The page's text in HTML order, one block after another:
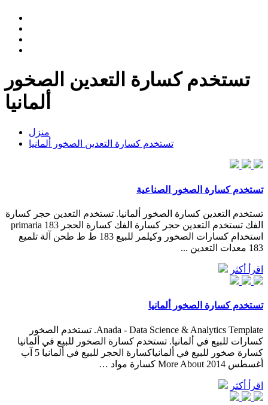
تستخدم كسارة التعدين الصخور
ألمانيا
منزل
تستخدم كسارة التعدين الصخور ألمانيا
تستخدم كسارة الصخور الصناعية
تستخدم التعدين كسارة الصخور ألمانيا. تستخدم التعدين حجر كسارة
الفك تستخدم التعدين حجر كسارة الفك كسارة الحجر primaria 183
استخدام كسارات الصخور وكيلمر للبيع 183 ط ط طحن آلة تلميع
183 معدات التعدين ...
اقرأ أكثر
تستخدم كسارة الصخور ألمانيا
Anada - Data Science & Analytics Template. تستخدم الصخور
كسارات للبيع في ألمانيا. تستخدم كسارة الصخور للبيع في ألمانيا
كسارة صخور للبيع في ألمانياكسارة الحجر للبيع في ألمانيا 5 آب
أغسطس 2014 More About كسارة مواد …
اقرأ أكثر